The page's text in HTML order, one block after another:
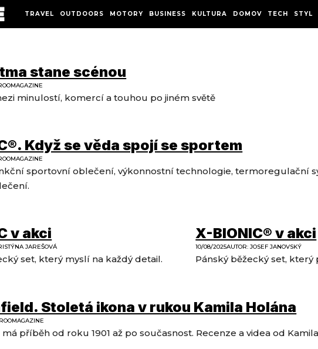
TRAVEL OUTDOORS MOTORY BUSINESS KULTURA DOMOV TECH STYL
stane scénou
minulostí, komercí a touhou po jiném světě
Když se věda spojí se sportem
sportovní oblečení, výkonnostní technologie, termoregulační
v akci
JAREŠOVÁ
set, který myslí na každý detail.
X-BIONIC® v akci
10/08/2025AUTOR: JOSEF JANOVSKÝ
Pánský běžecký set, který
Stoletá ikona v rukou Kamila Holána
příběh od roku 1901 až po současnost. Recenze a videa od